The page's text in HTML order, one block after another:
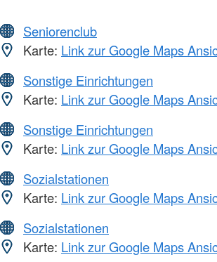
Seniorenclub
Karte: Link zur Google Maps
Sonstige Einrichtungen
Karte: Link zur Google Maps
Sonstige Einrichtungen
Karte: Link zur Google Maps
Sozialstationen
Karte: Link zur Google Maps
Sozialstationen
Karte: Link zur Google Maps